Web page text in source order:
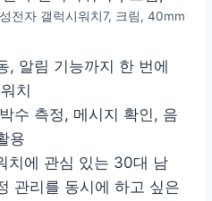
전자 갤럭시워치7, 크림, 40mm
, 알림 기능까지 한 번에
치
수 측정, 메시지 확인, 음
용
치에 관심 있는 30대 남
관리를 동시에 하고 싶은